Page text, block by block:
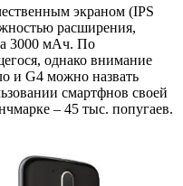
экраном (IPS
расширения,
3000 мАч. По
однако внимание
и G4 можно назвать
смартфнов своей
– 45 тыс. попугаев.